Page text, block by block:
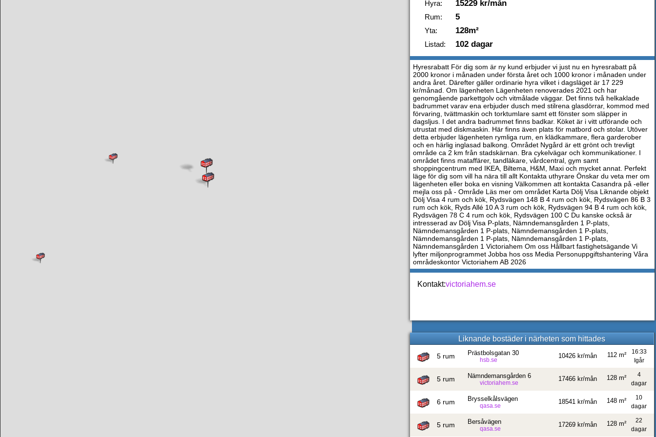
Hyra: 15229 kr/mån
Rum: 5
Yta: 128m²
Listad: 102 dagar
Hyresrabatt För dig som är ny kund erbjuder vi just nu en hyresrabatt på
2000 kronor i månaden under första året och 1000 kronor i månaden under
andra året. Därefter gäller ordinarie hyra vilket i dagsläget är 17 229
kr/månad. Om lägenheten Lägenheten renoverades 2021 och har
genomgående parkettgolv och vitmålade väggar. Det finns två helkaklade
badrummet varav ena erbjuder dusch med stilrena glasdörrar, kommod med
förvaring, tvättmaskin och torktumlare samt ett fönster som släpper in
dagsljus. I det andra badrummet finns badkar. Köket är i vitt utförande och
utrustat med diskmaskin. Här finns även plats för matbord och stolar. Utöver
detta erbjuder lägenheten rymliga rum, en klädkammare, flera garderober
och en härlig inglasad balkong. Området Nygård är ett grönt och trevligt
område ca 2 km från stadskärnan. Bra cykelvägar och kommunikationer. I
området finns mataffärer, tandläkare, vårdcentral, gym samt
shoppingcentrum med IKEA, Biltema, H&M, Maxi och mycket annat. Perfekt
läge för dig som vill ha nära till allt Kontakta uthyrare Önskar du veta mer om
lägenheten eller boka en visning Välkommen att kontakta Casandra på -eller
mejla oss på - Område Läs mer om området Karta Dölj Visa Liknande objekt
Dölj Visa 4 rum och kök, Rydsvägen 148 B 4 rum och kök, Rydsvägen 86 B 3
rum och kök, Ryds Allé 10 A 3 rum och kök, Rydsvägen 94 B 4 rum och kök,
Rydsvägen 78 C 4 rum och kök, Rydsvägen 100 C Du kanske också är
intresserad av Dölj Visa P-plats, Nämndemansgården 1 P-plats,
Nämndemansgården 1 P-plats, Nämndemansgården 1 P-plats,
Nämndemansgården 1 P-plats, Nämndemansgården 1 P-plats,
Nämndemansgården 1 Victoriahem Om oss Hållbart fastighetsägande Vi
lyfter miljonprogrammet Jobba hos oss Media Personuppgiftshantering Våra
områdeskontor Victoriahem AB 2026
Kontakt:victoriahem.se
Liknande bostäder i närheten som hittades
5 rum Prästbolsgatan 30
hsb.se
10426 kr/mån
16:33
Igår
112 m²
5 rum Nämndemansgården 6
victoriahem.se
17466 kr/mån
4
dagar
128 m²
6 rum Brysselkålsvägen
qasa.se
18541 kr/mån
10
dagar
148 m²
5 rum Bersåvägen
qasa.se
17269 kr/mån
22
dagar
128 m²